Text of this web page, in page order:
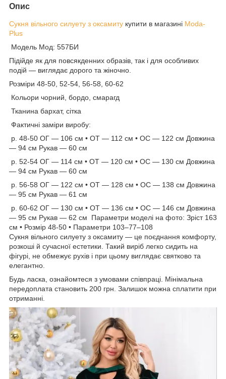
Опис
Сукня вільного силуету з оксамиту купити в магазині Moda-
Plus
Модель Мод: 557БИ
Підійде як для повсякденних образів, так і для особливих
подій — виглядає дорого та жіночно.
Розміри 48-50, 52-54, 56-58, 60-62
Кольори чорний, бордо, смарагд
Тканина бархат, сітка
Фактичні заміри виробу:
р. 48-50 ОГ — 106 см • ОТ — 112 см • ОС — 122 см Довжина
— 94 см Рукав — 60 см
р. 52-54 ОГ — 114 см • ОТ — 120 см • ОС — 130 см Довжина
— 94 см Рукав — 60 см
р. 56-58 ОГ — 122 см • ОТ — 128 см • ОС — 138 см Довжина
— 95 см Рукав — 61 см
р. 60-62 ОГ — 130 см • ОТ — 136 см • ОС — 146 см Довжина
— 95 см Рукав — 62 см Параметри моделі на фото: Зріст 163
см • Розмір 48-50 • Параметри 103–77–108
Сукня вільного силуету з оксамиту — це поєднання комфорту,
розкоші й сучасної естетики. Такий виріб легко сидить на
фігурі, не обмежує рухів і при цьому виглядає святково та
елегантно.
Будь ласка, ознайомтеся з умовами співпраці. Мінімальна
передоплата становить 200 грн. Залишок можна сплатити при
отриманні.